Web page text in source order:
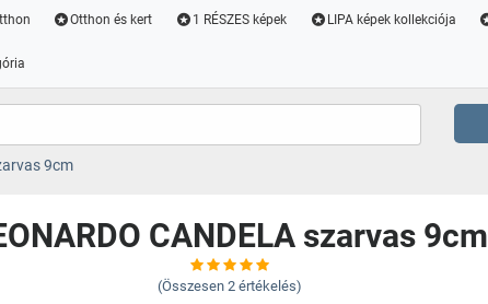
Otthon és kert 1 RÉSZES képek LIPA képek kollekciója
9cm
CANDELA szarvas 9cm
(Összesen 2 értékelés)